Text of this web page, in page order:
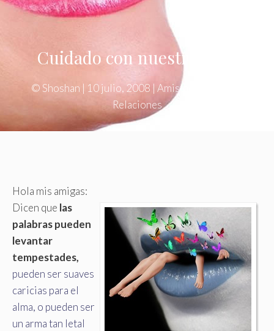
Cuidado con nuestra boca
© Shoshan | 10 julio, 2008 | Amistad
Relaciones
Hola mis amigas:
Dicen que las
palabras pueden
levantar
tempestades,
pueden ser suaves
caricias para el
alma, o pueden ser
un arma tan letal